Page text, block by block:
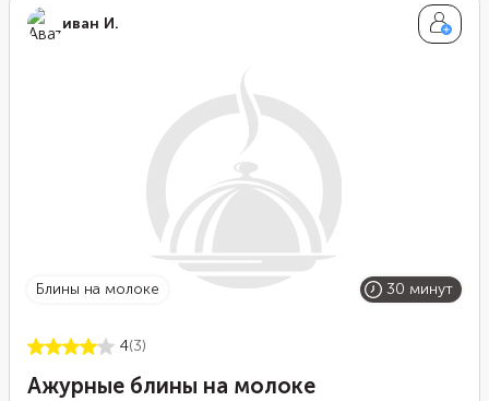
иван И.
блины на молоке 30 минут
4(3)
Ажурные блины на молоке